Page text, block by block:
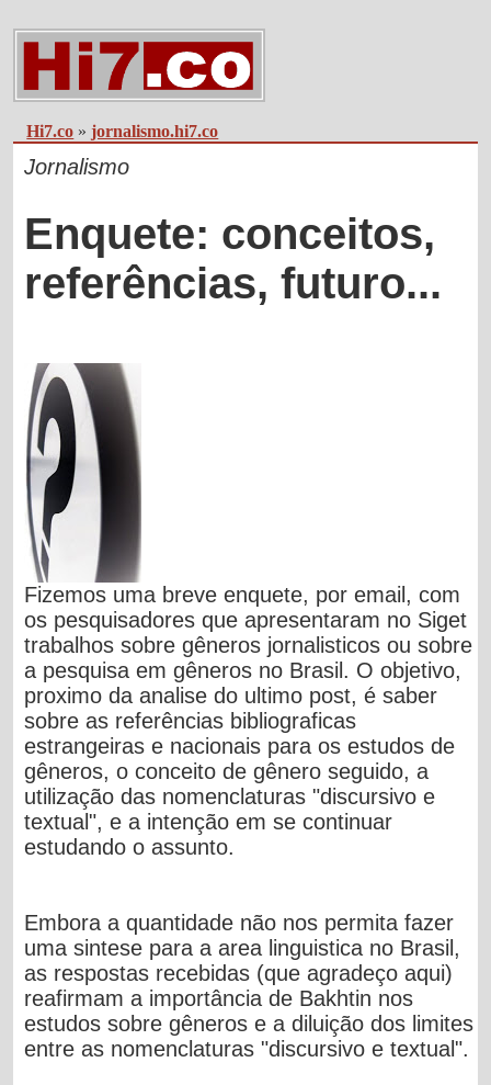
Hi7.co »jornalismo.hi7.co
Jornalismo
Enquete: conceitos,
referências, futuro...
Fizemos uma breve enquete, por email, com
os pesquisadores que apresentaram no Siget
trabalhos sobre gêneros jornalisticos ou sobre
a pesquisa em gêneros no Brasil. O objetivo,
proximo da analise do ultimo post, ésaber
sobre as referências bibliograficas
estrangeiras e nacionais para os estudos de
gêneros, o conceito de gênero seguido, a
utilização das nomenclaturas "discursivo e
textual", e a intenção em se continuar
estudando o assunto.
Embora a quantidade não nos permita fazer
uma sintese para a area linguistica no Brasil,
as respostas recebidas (que agradeço aqui)
reafirmam a importância de Bakhtin nos
estudos sobre gêneros e a diluição dos limites
entre as nomenclaturas "discursivo e textual".